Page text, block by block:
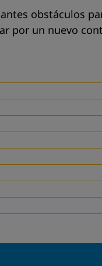
obstáculos
por un nuevo